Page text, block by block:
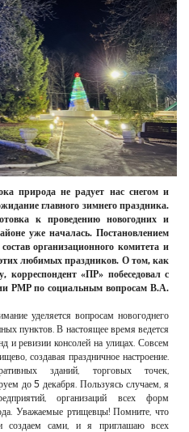
природа не радует нас снегом и
главного зимнего праздника.
к проведению новогодних и
уже началась. Постановлением
организационного комитета и
любимых праздников. О том, как
корреспондент «ПР» побеседовал с
РМР по социальным вопросам В.А.
уделяется вопросам новогоднего
пунктов. В настоящее время ведется
и ревизии консолей на улицах. Совсем
создавая праздничное настроение.
зданий, торговых точек,
до 5 декабря. Пользуясь случаем, я
организаций всех форм
Уважаемые ртищевцы! Помните, что
создаем сами, и я приглашаю всех